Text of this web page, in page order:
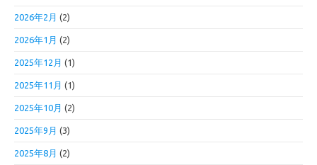
2026年2月 (2)
2026年1月 (2)
2025年12月 (1)
2025年11月 (1)
2025年10月 (2)
2025年9月 (3)
2025年8月 (2)